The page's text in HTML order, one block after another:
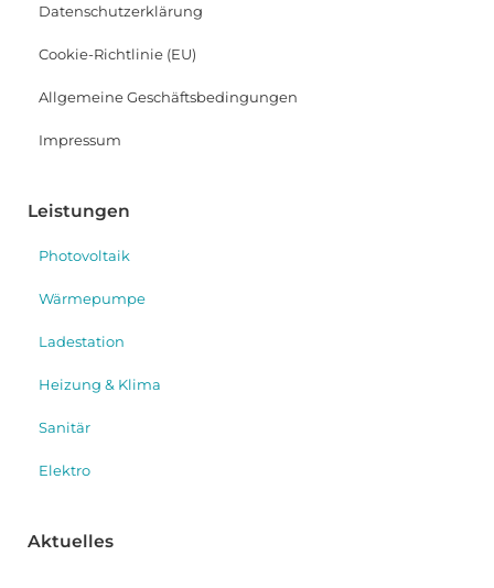
Datenschutzerklärung
Cookie-Richtlinie (EU)
Allgemeine Geschäftsbedingungen
Impressum
Leistungen
Photovoltaik
Wärmepumpe
Ladestation
Heizung & Klima
Sanitär
Elektro
Aktuelles